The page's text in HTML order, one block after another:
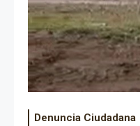
Denuncia Ciudadana